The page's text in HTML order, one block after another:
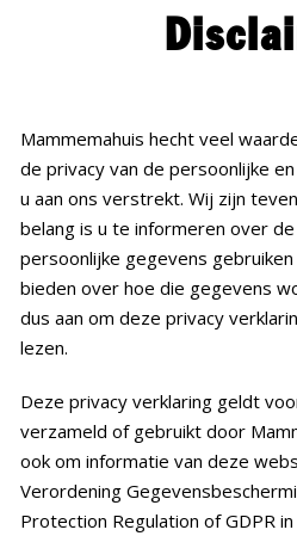
Bouw
Mammemahuis hecht veel
de privacy van de persoonlijke
u aan ons verstrekt. Wij zijn
belang is u te informeren over
persoonlijke gegevens
bieden over hoe die gegevens
dus aan om deze privacy
lezen.
Deze privacy verklaring geldt
verzameld of gebruikt door
ook om informatie van deze
Verordening
Protection Regulation of GDPR